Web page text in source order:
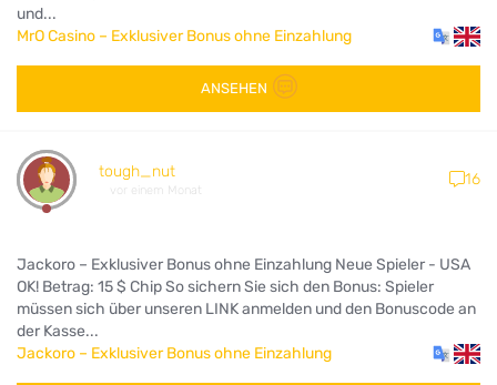
und...
MrO Casino – Exklusiver Bonus ohne Einzahlung
ANSEHEN
tough_nut
vor einem Monat
16
Jackoro – Exklusiver Bonus ohne Einzahlung Neue Spieler - USA
OK! Betrag: 15 $ Chip So sichern Sie sich den Bonus: Spieler
müssen sich über unseren LINK anmelden und den Bonuscode an
der Kasse...
Jackoro – Exklusiver Bonus ohne Einzahlung